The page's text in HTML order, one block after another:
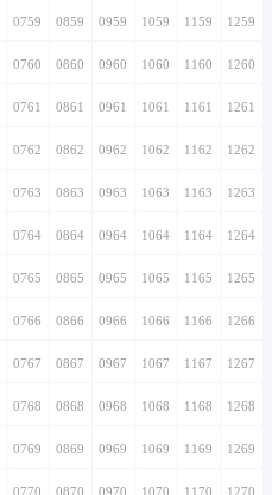
0759 0859 0959 1059 1159 1259
0760 0860 0960 1060 1160 1260
0761 0861 0961 1061 1161 1261
0762 0862 0962 1062 1162 1262
0763 0863 0963 1063 1163 1263
0764 0864 0964 1064 1164 1264
0765 0865 0965 1065 1165 1265
0766 0866 0966 1066 1166 1266
0767 0867 0967 1067 1167 1267
0768 0868 0968 1068 1168 1268
0769 0869 0969 1069 1169 1269
0770 0870 0970 1070 1170 1270